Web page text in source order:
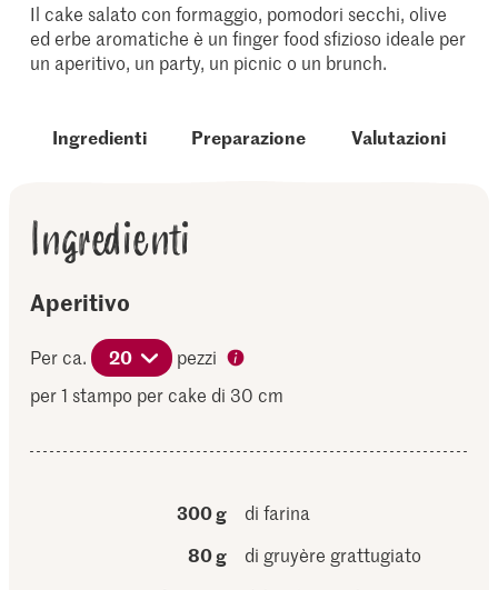
Il cake salato con formaggio, pomodori secchi, olive
ed erbe aromatiche è un finger food sfizioso ideale per
un aperitivo, un party, un picnic o un brunch.
Ingredienti Preparazione Valutazioni
Ingredienti
Aperitivo
Per ca. 20
pezzi
per 1 stampo per cake di 30 cm
300 g
di farina
80 g
di gruyère grattugiato